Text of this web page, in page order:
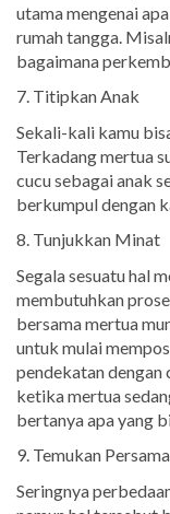
utama mengenai
rumah tangga.
bagaimana
7. Titipkan Anak
Sekali-kali kamu
Terkadang mertua
cucu sebagai anak
berkumpul dengan
8. Tunjukkan Minat
Segala sesuatu hal
membutuhkan
bersama mertua
untuk mulai
pendekatan dengan
ketika mertua
bertanya apa yang
9. Temukan
Seringnya